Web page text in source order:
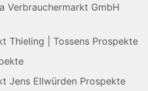
Verbrauchermarkt GmbH
Thieling | Tossens Prospekte
Jens Ellwürden Prospekte